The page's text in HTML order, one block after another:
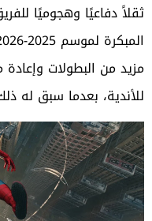
ثقلاً دفاعيًا وهجوميًا
مزيد من البطولات
للأندية، بعدما سبق له ذلك